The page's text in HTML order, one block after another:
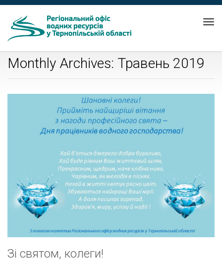
Monthly Archives: Травень 2019
Зі святом, колеги!